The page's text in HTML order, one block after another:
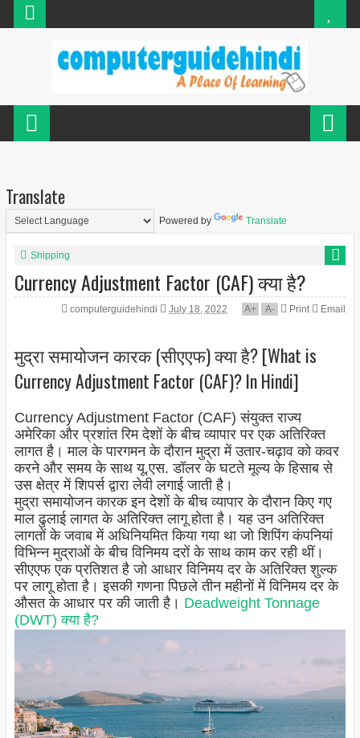
Translate
Powered by Translate
Shipping
Currency Adjustment Factor (CAF) क्या है?
computerguidehindi July 18, 2022 A+ A- Print Email
मुद्रा समायोजन कारक (सीएएफ) क्या है? [What is
Currency Adjustment Factor (CAF)? In Hindi]
Currency Adjustment Factor (CAF) संयुक्त राज्य
अमेरिका और प्रशांत रिम देशों के बीच व्यापार पर एक अतिरिक्त
लागत है। माल के पारगमन के दौरान मुद्रा में उतार-चढ़ाव को कवर
करने और समय के साथ यू.एस. डॉलर के घटते मूल्य के हिसाब से
उस क्षेत्र में शिपर्स द्वारा लेवी लगाई जाती है।
मुद्रा समायोजन कारक इन देशों के बीच व्यापार के दौरान किए गए
माल ढुलाई लागत के अतिरिक्त लागू होता है। यह उन अतिरिक्त
लागतों के जवाब में अधिनियमित किया गया था जो शिपिंग कंपनियां
विभिन्न मुद्राओं के बीच विनिमय दरों के साथ काम कर रही थीं।
सीएएफ एक प्रतिशत है जो आधार विनिमय दर के अतिरिक्त शुल्क
पर लागू होता है। इसकी गणना पिछले तीन महीनों में विनिमय दर के
औसत के आधार पर की जाती है। Deadweight Tonnage
(DWT) क्या है?